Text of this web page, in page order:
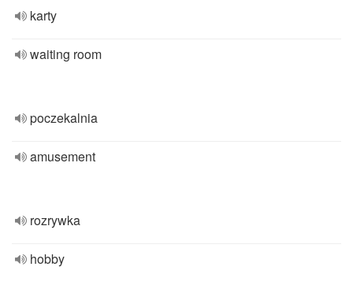
karty
waiting room
poczekalnia
amusement
rozrywka
hobby